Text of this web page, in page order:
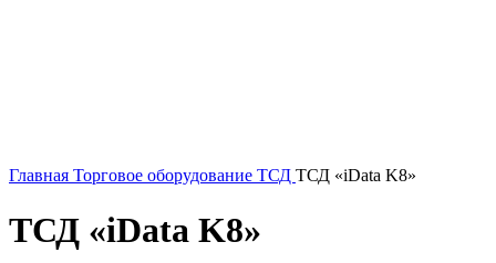
Главная Торговое оборудование ТСД ТСД «iData K8»
ТСД «iData K8»